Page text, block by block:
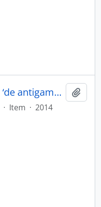
‘Mestre’ Wirita, esposa de Arecemi aplicando um desenho ‘de antigamente’ no rosto de Yara.
· Item · 2014